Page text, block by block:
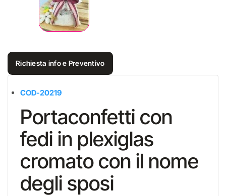
Richiesta info e Preventivo
COD-20219
Portaconfetti con
fedi in plexiglas
cromato con il nome
degli sposi